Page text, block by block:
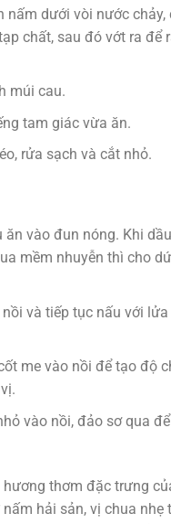
nấm dưới vòi nước
chất, sau đó vớt ra
múi cau.
tam giác vừa ăn.
rửa sạch và cắt nhỏ.
vào đun nóng. Khi
mềm nhuyễn thì cho
và tiếp tục nấu với
me vào nồi để tạo độ
vào nồi, đảo sơ qua
thơm đặc trưng
hải sản, vị chua nhẹ